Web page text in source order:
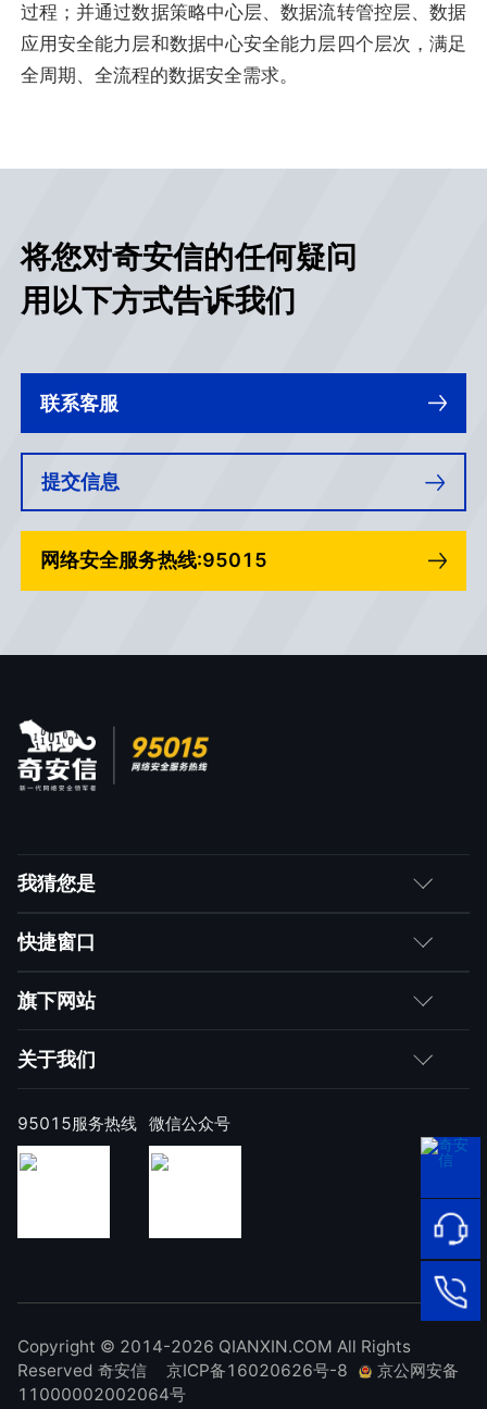
过程；并通过数据策略中心层、数据流转管控层、数据
应用安全能力层和数据中心安全能力层四个层次，满足
全周期、全流程的数据安全需求。
95015
网络安
全服务
热线
在线客
将您对奇安信的任何疑问
用以下方式告诉我们
联系客服
提交信息
网络安全服务热线:95015
我猜您是
客户
合作伙伴
求职者
快捷窗口
如何购买
产品注册与激活
样本上报
奇安信天守安全软件
旗下网站
网神
技术研究院
补天漏洞响应平台
关于我们
公司简介
公司新闻
进出口合规声明
95015服务热线 微信公众号
Copyright © 2014-2026 QIANXIN.COM All Rights
Reserved 奇安信
京ICP备16020626号-8
京公网安备
11000002002064号